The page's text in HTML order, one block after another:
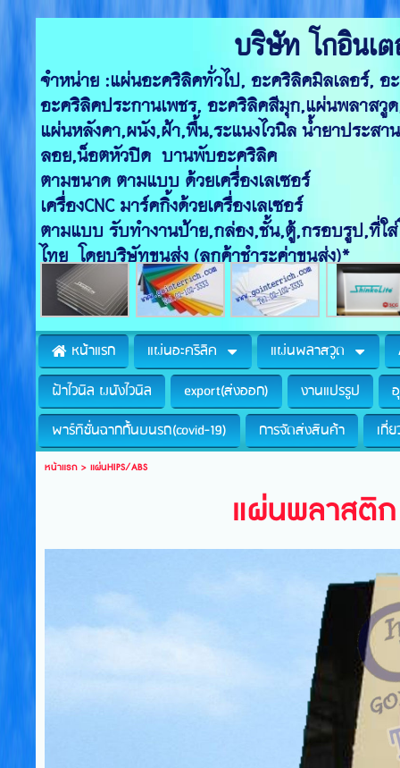
บริษัท โกอินเ
จำหน่าย :แผ่นอะคริลิคทั่วไป, อะค
อะคริลิคประกานเพชร, อะคริ
แผ่นหลังคา,ผนัง,ฝ้า,พื้
ลอย,น็อตหัวปิด บ
ตามขนาด ตามแบบ
เครื่องCNC มาร์คกิ้
ตามแบบ รับทำงานป้าย,กล่อ
ไทย โดยบริษัทขนส่ง (ลูกค้าชำระค่าขนส่ง)*
หน้าแรก แผ่นอะคริลิค แผ่นพลาสวูด
ฝ้าไวนิล ผนังไวนิล
export(ส่งออก) งานแปรรูป
พาร์ทิชั่นฉากกั้นบนรถ(covid-19)
การจัดส่งสินค้า เกี่
หน้าแรก> แผ่นHIPS/ABS
แผ่นพลาสติก